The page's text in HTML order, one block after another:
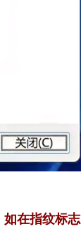
如在指纹标志